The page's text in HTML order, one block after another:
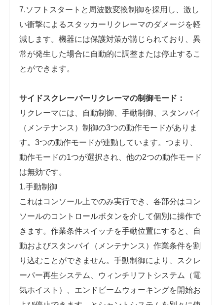
7.ソフトスタートと周波数変換制御を採用し、激し
い衝撃によるスタッカーリクレーマのダメージを軽
減します。機器には保護対策が講じられており、異
常が発生した場合に自動的に調整または停止するこ
とができます。
サイドスクレーパーリクレーマの制御モード：
リクレーマには、自動制御、手動制御、スタンバイ
（メンテナンス）制御の3つの動作モードがありま
す。3つの動作モードが連動しています。つまり、
動作モードの1つが選択され、他の2つの動作モード
は無効です。
1.手動制御
これはコンソール上でのみ実行でき、各部分はコン
ソールのコントロールボタンを介して個別に操作で
きます。作業条件スイッチを手動位置にすると、自
動およびスタンバイ（メンテナンス）作業条件を割
り込むことができません。手動制御により、スクレ
ーパー再生システム、ウィンチリフトシステム（電
気ホイスト）、エンドビームウォーキングを開始お